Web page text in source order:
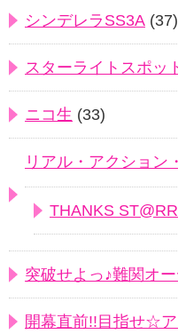
シンデレラSS3A (37)
スターライトスポッ
ニコ生 (33)
リアル・アクション
THANKS
突破せよっ♪難関オ
開幕直前!!目指せ☆